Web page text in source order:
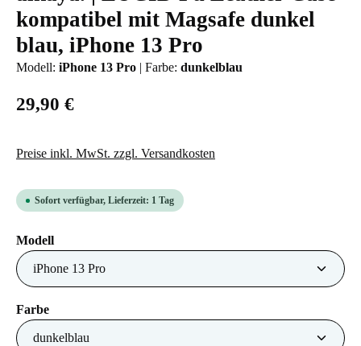
kompatibel mit Magsafe dunkel
blau, iPhone 13 Pro
Modell: iPhone 13 Pro | Farbe: dunkelblau
29,90 €
Preise inkl. MwSt. zzgl. Versandkosten
Sofort verfügbar, Lieferzeit: 1 Tag
Modellauswählen
Farbeauswählen